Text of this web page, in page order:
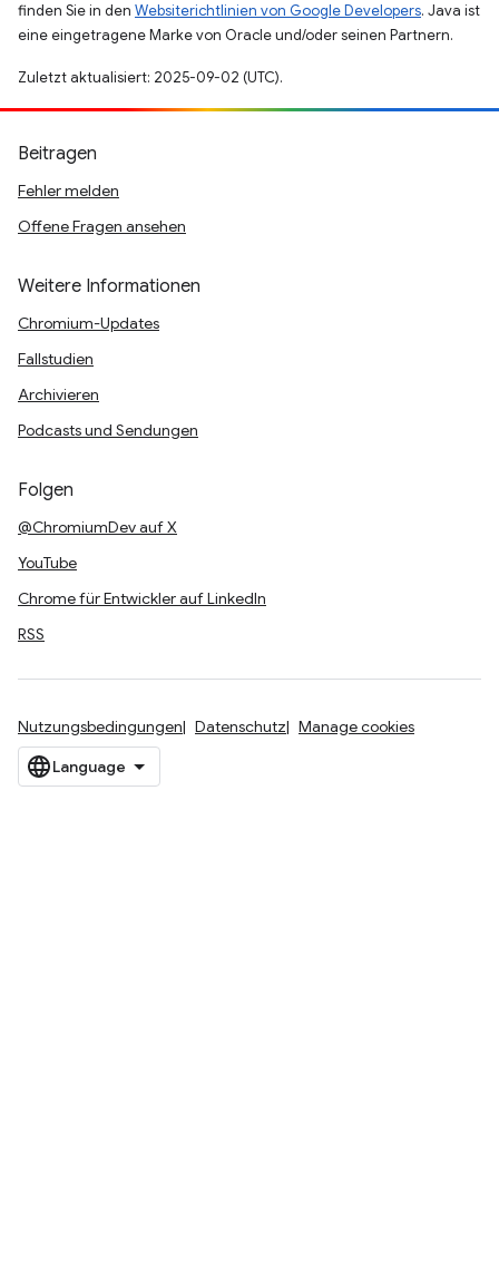
finden Sie in den Websiterichtlinien von Google Developers. Java ist
eine eingetragene Marke von Oracle und/oder seinen Partnern.
Zuletzt aktualisiert: 2025-09-02 (UTC).
Beitragen
Fehler melden
Offene Fragen ansehen
Weitere Informationen
Chromium-Updates
Fallstudien
Archivieren
Podcasts und Sendungen
Folgen
@ChromiumDev auf X
YouTube
Chrome für Entwickler auf LinkedIn
RSS
Nutzungsbedingungen Datenschutz Manage cookies